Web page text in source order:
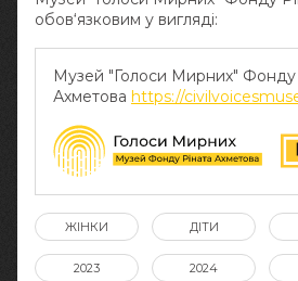
обов‘язковим у вигляді:
Музей "Голоси Мирних" Фонду
Ахметова https://
ЖІНКИ ДІТИ
2023 2024